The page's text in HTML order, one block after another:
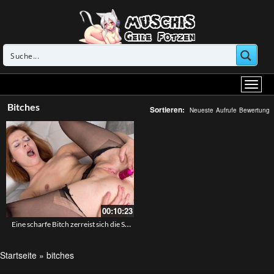
Bitches Sortieren: Neueste Aufrufe Bewertung
00:10:23
Eine scharfe Bitch zerreist sich die Strumpfhose und steckt sich den kleinen Vibrator in den Po
Startseite » bitches